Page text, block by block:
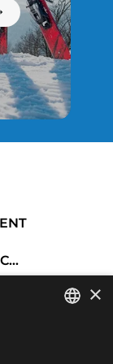
Condicions de Compra
×